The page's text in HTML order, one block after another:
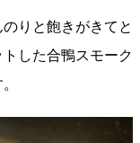
りと飽きがきてと
した合鴨スモーク